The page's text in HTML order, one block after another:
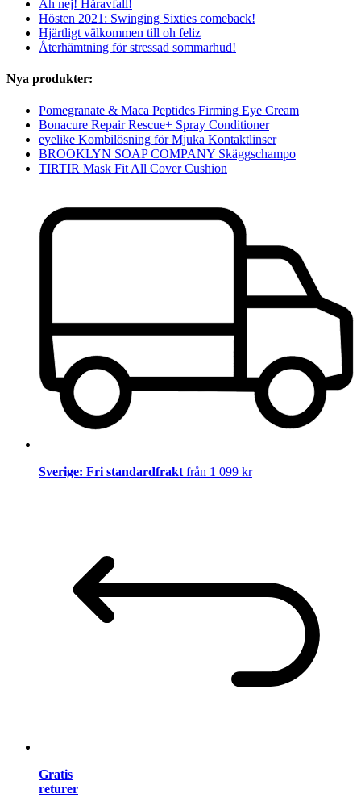
Åh nej! Håravfall!
Hösten 2021: Swinging Sixties comeback!
Hjärtligt välkommen till oh feliz
Återhämtning för stressad sommarhud!
Nya produkter:
Pomegranate & Maca Peptides Firming Eye Cream
Bonacure Repair Rescue+ Spray Conditioner
eyelike Kombilösning för Mjuka Kontaktlinser
BROOKLYN SOAP COMPANY Skäggschampo
TIRTIR Mask Fit All Cover Cushion
Sverige: Fri standardfrakt från 1 099 kr
Gratis
returer